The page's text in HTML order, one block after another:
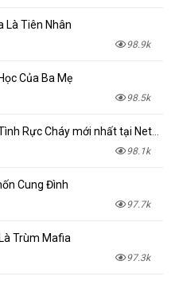
Là Tiên Nhân
98.9k
Của Ba Mẹ
98.5k
98.1k
Cung Đình
97.7k
Trùm Mafia
97.3k